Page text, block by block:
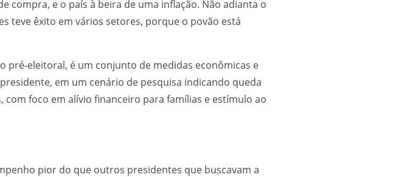
compra, e o país à beira de uma inflação. Não adianta o
teve êxito em vários setores, porque o povão está
pré-eleitoral, é um conjunto de medidas econômicas e
em um cenário de pesquisa indicando queda
com foco em alívio financeiro para famílias e estímulo ao
pior do que outros presidentes que buscavam a